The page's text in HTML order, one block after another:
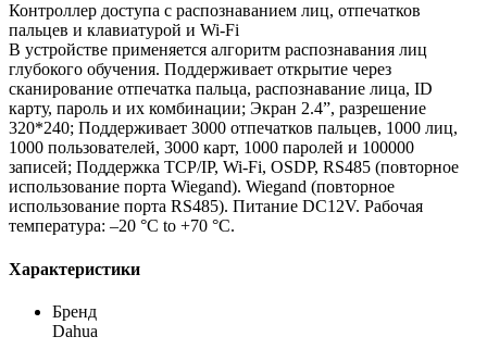
Контроллер доступа с распознаванием лиц, отпечатков
пальцев и клавиатурой и Wi-Fi
В устройстве применяется алгоритм распознавания лиц
глубокого обучения. Поддерживает открытие через
сканирование отпечатка пальца, распознавание лица, ID
карту, пароль и их комбинации; Экран 2.4”, разрешение
320*240; Поддерживает 3000 отпечатков пальцев, 1000 лиц,
1000 пользователей, 3000 карт, 1000 паролей и 100000
записей; Поддержка TCP/IP, Wi-Fi, OSDP, RS485 (повторное
использование порта Wiegand). Wiegand (повторное
использование порта RS485). Питание DC12V. Рабочая
температура: –20 °C to +70 °C.
Характеристики
Бренд
Dahua